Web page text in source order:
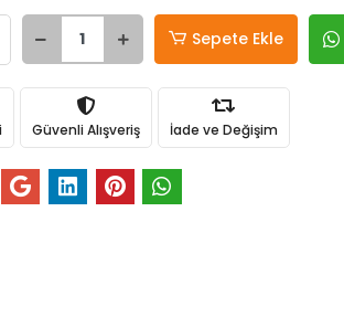
Sepete Ekle
Güvenli Alışveriş İade ve Değişim